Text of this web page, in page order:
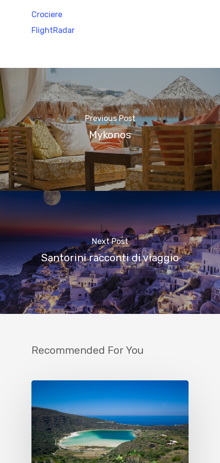
Crociere
FlightRadar
Previous Post
Mykonos
Next Post
Santorini racconti di viaggio
Recommended For You